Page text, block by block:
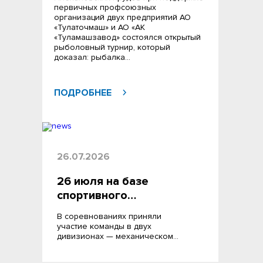
первичных профсоюзных
организаций двух предприятий АО
«Тулаточмаш» и АО «АК
«Туламашзавод» состоялся открытый
рыболовный турнир, который
доказал: рыбалка…
ПОДРОБНЕЕ
26.07.2026
26 июля на базе
спортивного…
В соревнованиях приняли
участие команды в двух
дивизионах — механическом…